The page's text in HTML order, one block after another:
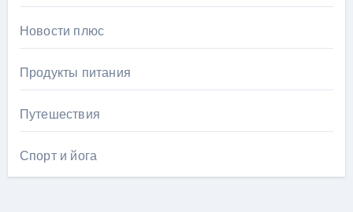
Новости плюс
Продукты питания
Путешествия
Спорт и йога